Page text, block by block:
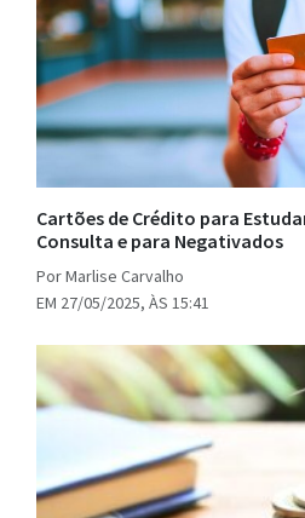
Cartões de Crédito para
Consulta e para Negativados
Por Marlise Carvalho
EM 27/05/2025, ÀS 15:41